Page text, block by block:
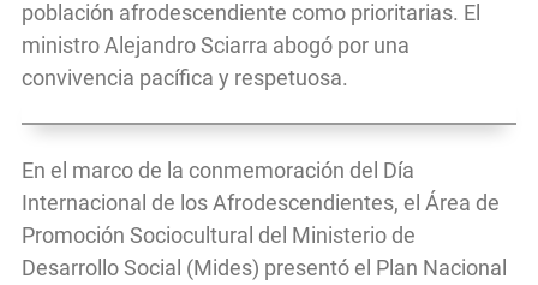
población afrodescendiente como prioritarias. El
ministro Alejandro Sciarra abogó por una
convivencia pacífica y respetuosa.
En el marco de la conmemoración del Día
Internacional de los Afrodescendientes, el Área de
Promoción Sociocultural del Ministerio de
Desarrollo Social (Mides) presentó el Plan Nacional